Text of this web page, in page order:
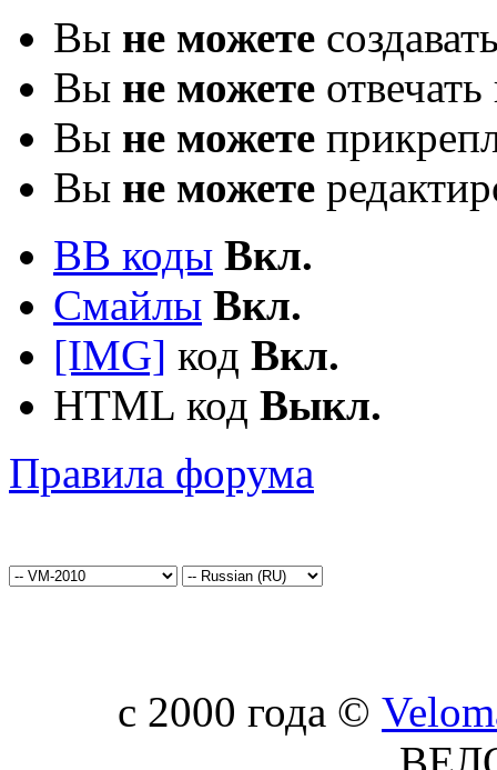
Вы не можете
Вы не можете
Вы не можете
Вы не можете
BB коды Вкл.
Смайлы Вкл.
[IMG] код Вкл.
HTML код Выкл.
Правила форума
c 2000 года ©